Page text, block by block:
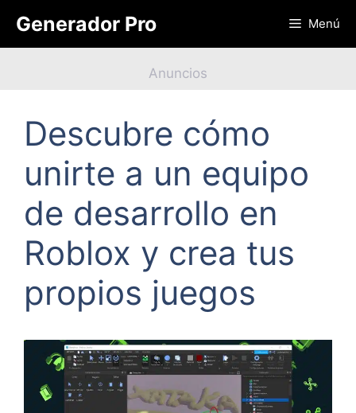
contenido
Generador Pro Menú
Anuncios
Descubre cómo
unirte a un equipo
de desarrollo en
Roblox y crea tus
propios juegos